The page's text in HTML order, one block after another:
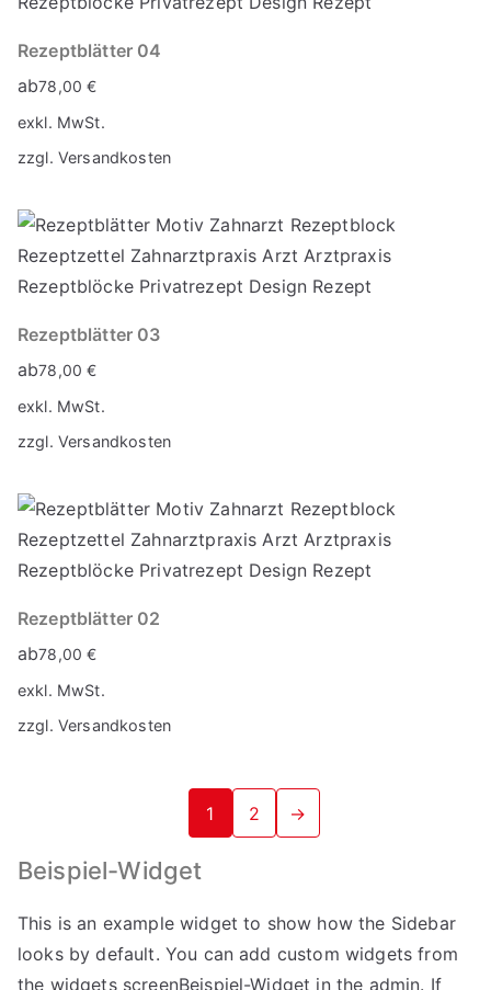
Rezeptblätter 04
ab78,00€
exkl. MwSt.
zzgl. Versandkosten
Rezeptblätter 03
ab78,00€
exkl. MwSt.
zzgl. Versandkosten
Rezeptblätter 02
ab78,00€
exkl. MwSt.
zzgl. Versandkosten
1 2 →
Beispiel-Widget
This is an example widget to show how the Sidebar
looks by default. You can add custom widgets from
the widgets screenBeispiel-Widget in the admin. If